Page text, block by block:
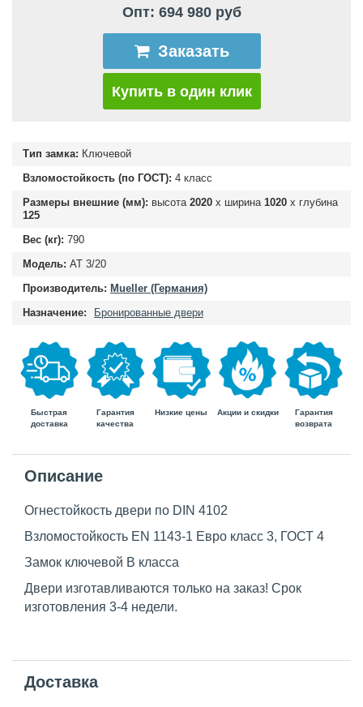
Опт: 694 980 руб
Заказать
Купить в один клик
Тип замка: Ключевой
Взломостойкость (по ГОСТ): 4 класс
Размеры внешние (мм): высота 2020 х ширина 1020 х глубина
125
Вес (кг): 790
Модель: AT 3/20
Производитель: Mueller (Германия)
Назначение:
Бронированные двери
Быстрая
доставка
Гарантия
качества
Низкие цены Акции и скидки
Гарантия
возврата
Описание
Огнестойкость двери по DIN 4102
Взломостойкость EN 1143-1 Евро класс 3, ГОСТ 4
Замок ключевой B класса
Двери изготавливаются только на заказ! Срок
изготовления 3-4 недели.
Доставка